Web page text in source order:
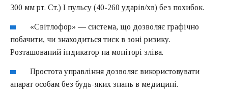
300 мм рт. Ст.) І пульсу (40-260 ударів/хв) без похибок.
«Світлофор» — система, що дозволяє графічно
побачити, чи знаходиться тиск в зоні ризику.
Розташований індикатор на моніторі зліва.
Простота управління дозволяє використовувати
апарат особам без будь-яких знань в медицині.